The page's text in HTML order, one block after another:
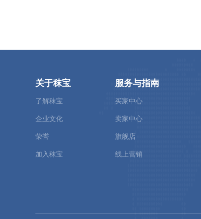
关于秣宝
了解秣宝
企业文化
荣誉
加入秣宝
服务与指南
买家中心
卖家中心
旗舰店
线上营销